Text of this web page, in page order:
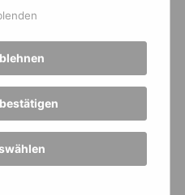
unter anderem ein
mit 0:3
sich noch
Folgenden konnten
ihre
leider jedoch nicht
man dem Gegner